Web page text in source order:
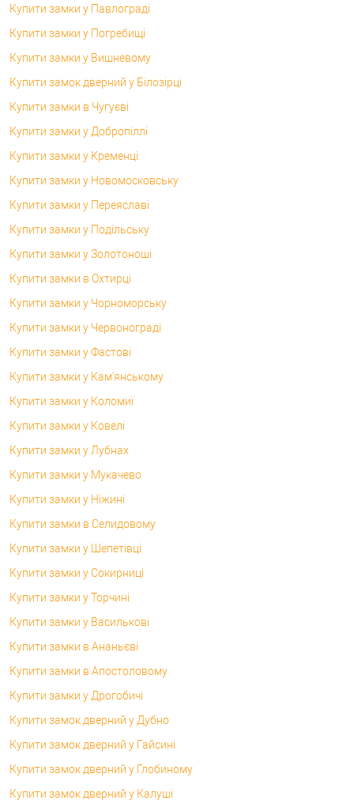
Купити замки у Павлограді
Купити замки у Погребищі
Купити замки у Вишневому
Купити замок дверний у Білозірці
Купити замки в Чугуєві
Купити замки у Добропіллі
Купити замки у Кременці
Купити замки у Новомосковську
Купити замки у Переяславі
Купити замки у Подільську
Купити замки у Золотоноші
Купити замки в Охтирці
Купити замки у Чорноморську
Купити замки у Червонограді
Купити замки у Фастові
Купити замки у Кам'янському
Купити замки у Коломиї
Купити замки у Ковелі
Купити замки у Лубнах
Купити замки у Мукачево
Купити замки у Ніжині
Купити замки в Селидовому
Купити замки у Шепетівці
Купити замки у Сокирниці
Купити замки у Торчині
Купити замки у Василькові
Купити замки в Ананьєві
Купити замки в Апостоловому
Купити замки у Дрогобичі
Купити замок дверний у Дубно
Купити замок дверний у Гайсині
Купити замок дверний у Глобиному
Купити замок дверний у Калуші